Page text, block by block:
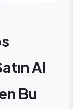
Al
Bu